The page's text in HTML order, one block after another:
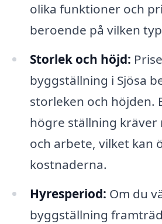
olika funktioner och
beroende på vilken
Storlek och höjd:
byggställning i Sjösa
storleken och höjden.
högre ställning kräver
och arbete, vilket kan
kostnaderna.
Hyresperiod: Om du
byggställning